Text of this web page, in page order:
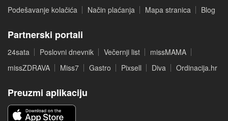
Podešavanje kolačića
Način plaćanja Mapa stranica Blog
Partnerski portali
24sata Poslovni dnevnik Večernji list
missMAMA
missZDRAVA
Miss7 Gastro Pixsell Diva Ordinacija.hr
Preuzmi aplikaciju